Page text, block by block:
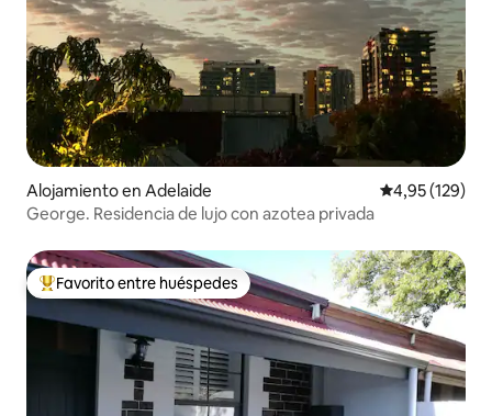
Alojamiento en Adelaide Calificación
4,95 (129)
George. Residencia de lujo con azotea privada
Favorito entre los huéspedes más destacados
Favorito entre huéspedes